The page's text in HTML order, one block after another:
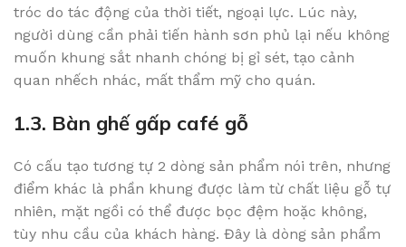
tróc do tác động của thời tiết, ngoại lực. Lúc này,
người dùng cần phải tiến hành sơn phủ lại nếu không
muốn khung sắt nhanh chóng bị gỉ sét, tạo cảnh
quan nhếch nhác, mất thẩm mỹ cho quán.
1.3. Bàn ghế gấp café gỗ
Có cấu tạo tương tự 2 dòng sản phẩm nói trên, nhưng
điểm khác là phần khung được làm từ chất liệu gỗ tự
nhiên, mặt ngồi có thể được bọc đệm hoặc không,
tùy nhu cầu của khách hàng. Đây là dòng sản phẩm